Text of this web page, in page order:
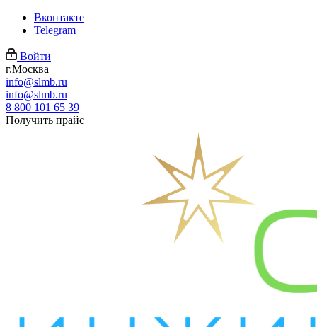
Вконтакте
Telegram
Войти
г.Москва
info@slmb.ru
info@slmb.ru
8 800 101 65 39
Получить прайс